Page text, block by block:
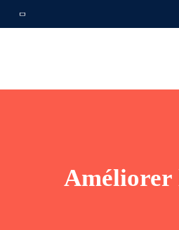
Améliorer